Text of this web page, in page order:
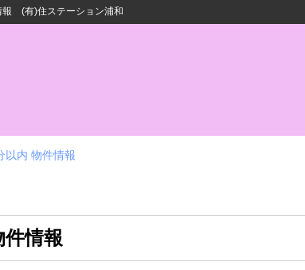
(有)住ステーション浦和
以内 物件情報
件情報